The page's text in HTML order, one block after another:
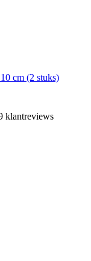
cm (2 stuks)
klantreviews